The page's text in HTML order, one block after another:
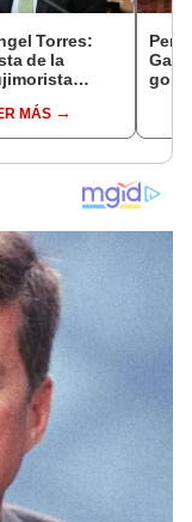
Torres:
de la
MÁS